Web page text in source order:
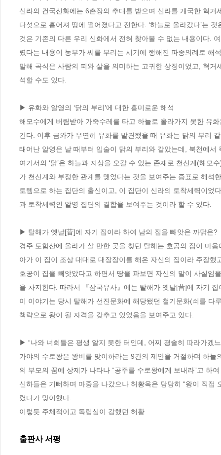
신라의 건국신화에는 6촌장의 추대를 받으며 신라를 개국한 혁
다섯으로 흩어져 땅에 떨어졌다고 전한다. ‘하늘로 올라갔다’는
것은 기존의 다른 우리 신화에서 전혀 찾아볼 수 없는 내용이다.
렸다는 내용이 농부가 씨를 부리는 시기에 행해진 파종의례로 해
말해 곡식은 사람의 피와 살을 의미하는 고귀한 상징이었고, 혁거
석할 수도 있다.
▶ 유화와 알영의 ‘닭의 부리’에 대한 흥미로운 해석
해모수에게 버림받아 가죽수레를 타고 하늘로 올라가지 못한 유
간다. 이후 금와가 우연히 유화를 발견했을 때 유화는 닭의 부리
태어난 알영은 날 때부터 입술이 닭의 부리와 같았는데, 북천에서
여기서의 ‘닭’은 하늘과 지상을 오갈 수 있는 존재로 천신계(해
가 천신계와 부정한 관계를 맺었다는 것을 보여주는 증표로 해석
토템으로 하는 집단의 출신이고, 이 집단이 신라의 토착세력이
과 토착세력인 알영 집단의 결합을 보여주는 것이라 할 수 있다.
▶ 탈해가 옛날[昔]에 자기 집이라 하여 남의 집을 빼앗은 까닭은?
경주 토함산에 올라가 살 만한 곳을 찾던 탈해는 호공의 집이 마
아가 이 집이 조상 대대로 대장장이를 해온 자신의 집이라 주장
호공이 집을 빼앗았다고 하면서 땅을 파보면 자신의 말이 사실임
을 차지한다. 따라서 『삼국유사』에는 탈해가 옛날[昔]에 자기
이 이야기는 당시 탈해가 선진문화에 해당됐던 철기문화(쇠를
책략으로 왕이 될 자격을 갖추고 있었음을 보여주고 있다.
▶ “나와 너희들은 평생 알지 못한 터인데, 어찌 경솔히 따라가겠
가야의 수로왕은 왕비를 맞이하라는 9간의 제안을 거절하며 하
의 부모의 꿈에 상제가 나타나 “공주를 수로왕에게 보내라”고 하
신하들은 기뻐하며 마중을 나갔으나 허황옥은 당당히 “왕이 직
렸다가 맞이했다.
이렇듯 주체적이고 독립심이 강했던 허황
출판사 서평